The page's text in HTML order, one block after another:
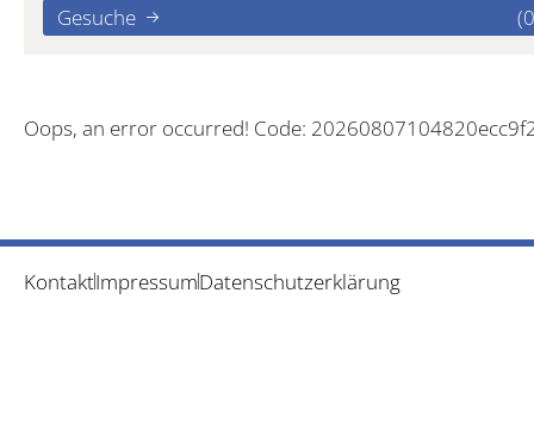
Gesuche
Oops, an error occurred! Code:
KontaktImpressumDatenschutzerklärung